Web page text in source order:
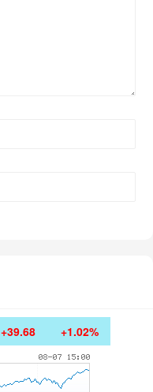
+39.68 +1.02%